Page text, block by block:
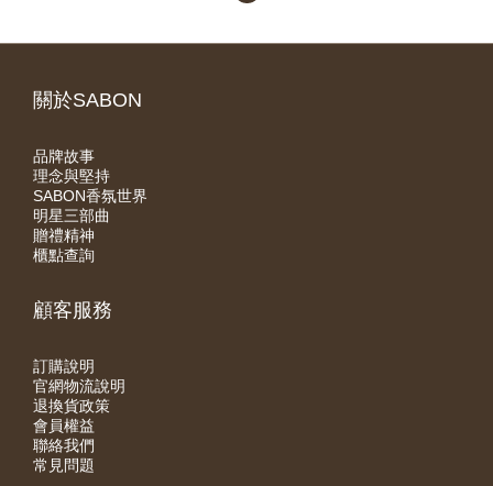
關於SABON
品牌故事
理念與堅持
SABON香氛世界
明星三部曲
贈禮精神
櫃點查詢
顧客服務
訂購說明
官網物流說明
退換貨政策
會員權益
聯絡我們
常見問題